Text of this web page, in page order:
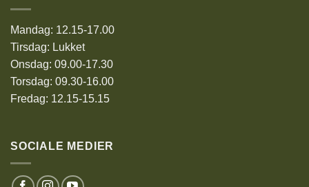
Mandag: 12.15-17.00
Tirsdag: Lukket
Onsdag: 09.00-17.30
Torsdag: 09.30-16.00
Fredag: 12.15-15.15
SOCIALE MEDIER